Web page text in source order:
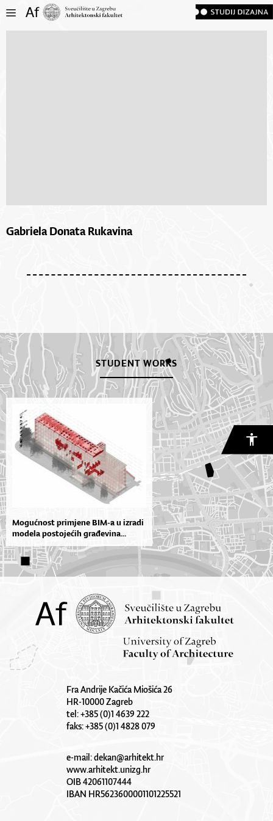
Gabriela Donata Rukavina
STUDENT WORKS
Mogućnost primjene BIM-a u izradi
modela postojećih građevina...
Fra Andrije Kačića Miošića 26
HR-10000 Zagreb
tel: +385 (0)1 4639 222
faks: +385 (0)1 4828 079
e-mail:dekan@arhitekt.hr
www.arhitekt.unizg.hr
OIB 42061107444
IBAN HR5623600001101225521